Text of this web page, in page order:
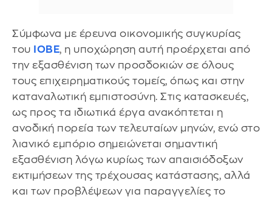
Σύμφωνα με έρευνα οικονομικής συγκυρίας
του
ΙΟΒΕ, η υποχώρηση αυτή προέρχεται από
την εξασθένιση των προσδοκιών σε όλους
τους επιχειρηματικούς τομείς, όπως και στην
καταναλωτική εμπιστοσύνη. Στις κατασκευές,
ως προς τα ιδιωτικά έργα ανακόπτεται η
ανοδική πορεία των τελευταίων μηνών, ενώ στο
λιανικό εμπόριο σημειώνεται σημαντική
εξασθένιση λόγω κυρίως των απαισιόδοξων
εκτιμήσεων της τρέχουσας κατάστασης, αλλά
και των προβλέψεων για παραγγελίες το